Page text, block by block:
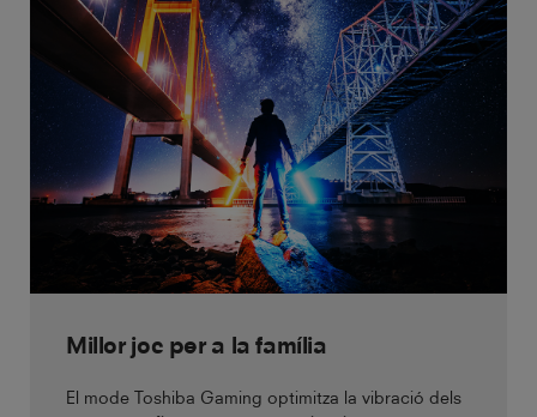
Millor joc per a la família
El mode Toshiba Gaming optimitza la vibració dels